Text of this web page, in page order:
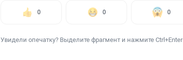
0 0 0
Увидели опечатку? Выделите фрагмент и нажмите Ctrl+Enter